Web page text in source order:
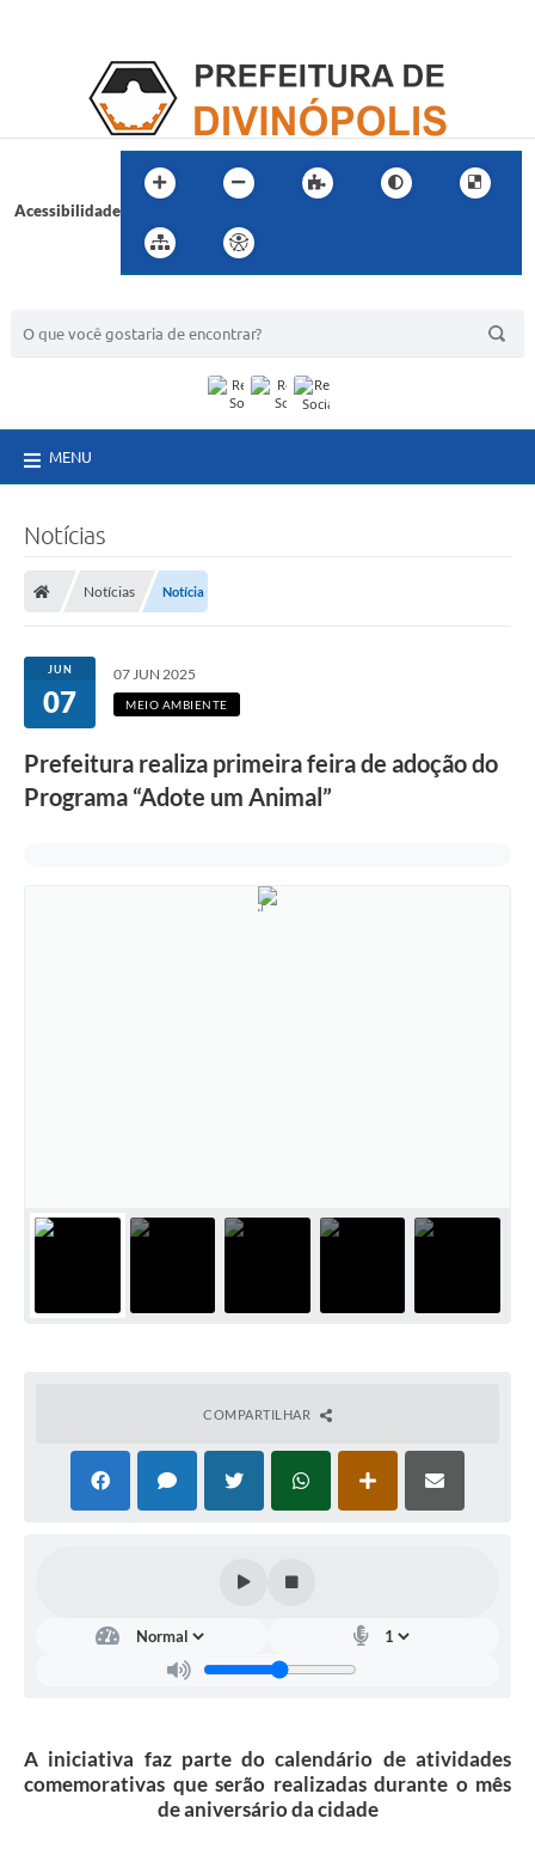
Acessibilidade
MENU
Notícias
Notícias Notícia
JUN
07
07 JUN 2025
MEIO AMBIENTE
Prefeitura realiza primeira feira de adoção do
Programa “Adote um Animal”
COMPARTILHAR
A iniciativa faz parte do calendário de atividades
comemorativas que serão realizadas durante o mês
de aniversário da cidade